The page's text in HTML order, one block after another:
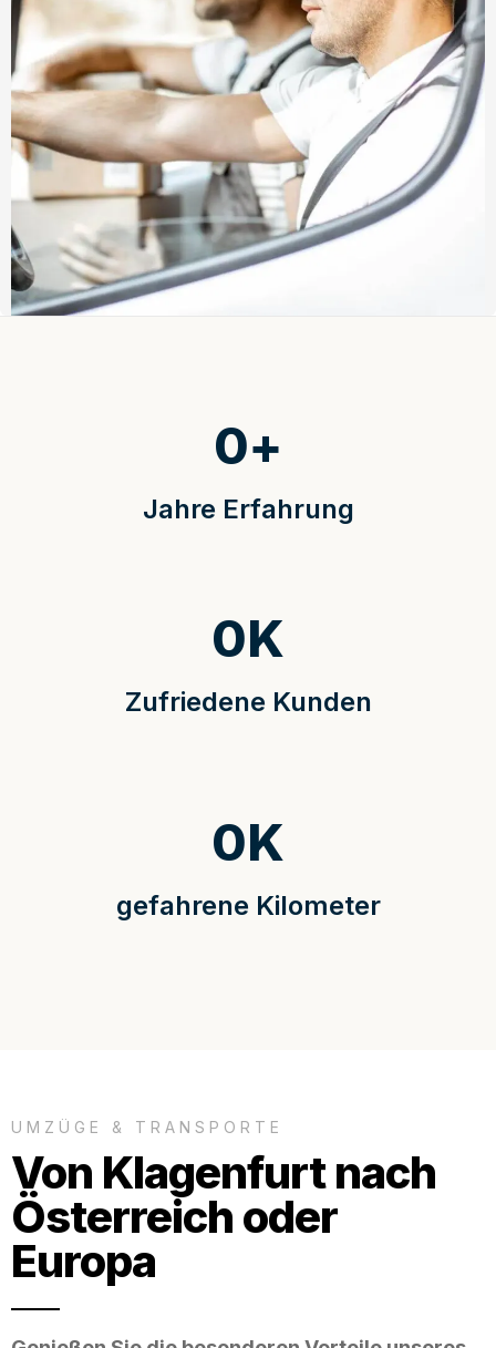
Jahre Erfahrung
0+
Zufriedene Kunden
0K
gefahrene Kilometer
0K
UMZÜGE & TRANSPORTE
Von Klagenfurt nach
Österreich oder
Europa